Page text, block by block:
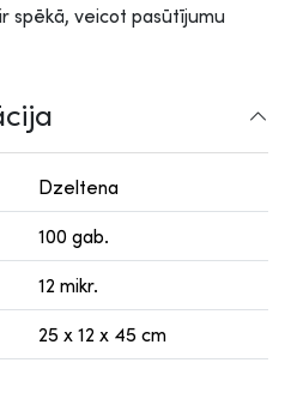
spēkā, veicot pasūtījumu
Dzeltena
100 gab.
12 mikr.
25 x 12 x 45 cm